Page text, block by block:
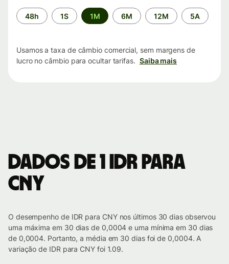
Período
de
48h 1S 1M 6M 12M 5A
Usamos a taxa de câmbio comercial, sem margens de
lucro no câmbio para ocultar tarifas. Saiba mais
Dados de 1 IDR para
CNY
O desempenho de IDR para CNY nos últimos 30 dias observou
uma máxima em 30 dias de 0,0004 e uma mínima em 30 dias
de 0,0004. Portanto, a média em 30 dias foi de 0,0004. A
variação de IDR para CNY foi 1.09.